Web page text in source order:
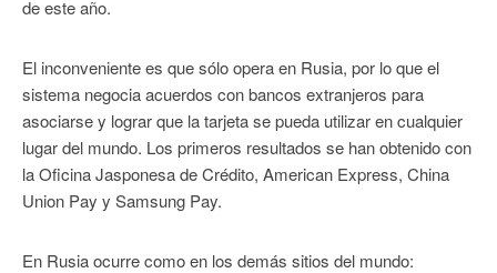
de este año.
El inconveniente es que sólo opera en Rusia, por lo que el
sistema negocia acuerdos con bancos extranjeros para
asociarse y lograr que la tarjeta se pueda utilizar en cualquier
lugar del mundo. Los primeros resultados se han obtenido con
la Oficina Jasponesa de Crédito, American Express, China
Union Pay y Samsung Pay.
En Rusia ocurre como en los demás sitios del mundo: